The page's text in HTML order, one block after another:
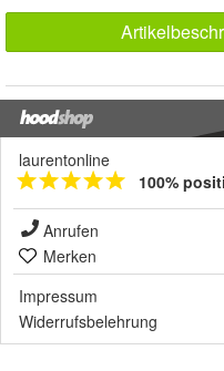
laurentonline
100%
Anrufen
Merken
Impressum
Widerrufsbelehrung